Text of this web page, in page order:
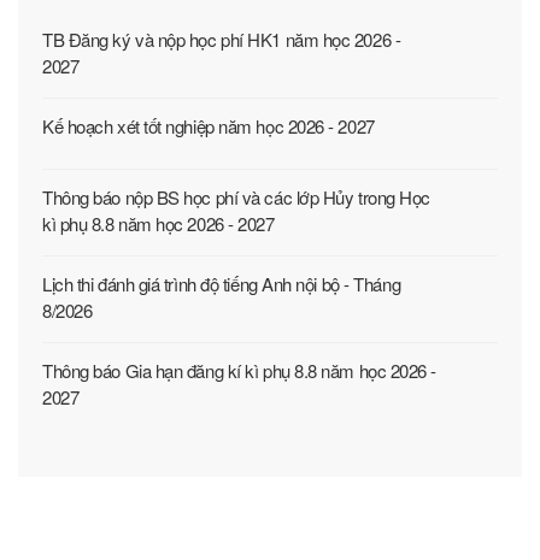
TB Đăng ký và nộp học phí HK1 năm học 2026 -
2027
Kế hoạch xét tốt nghiệp năm học 2026 - 2027
Thông báo nộp BS học phí và các lớp Hủy trong Học
kì phụ 8.8 năm học 2026 - 2027
Lịch thi đánh giá trình độ tiếng Anh nội bộ - Tháng
8/2026
Thông báo Gia hạn đăng kí kì phụ 8.8 năm học 2026 -
2027